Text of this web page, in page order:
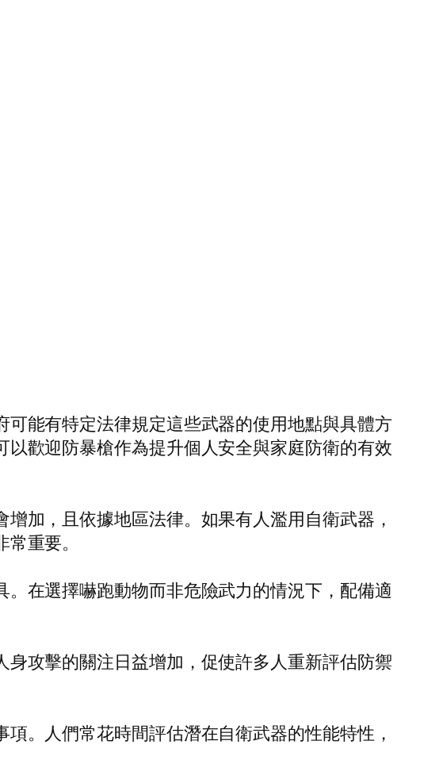
能有特定法律規定這些武器的使用地點與具體方
歡迎防暴槍作為提升個人安全與家庭防衛的有效
加，且依據地區法律。如果有人濫用自衛武器，
重要。
在選擇嚇跑動物而非危險武力的情況下，配備適
攻擊的關注日益增加，促使許多人重新評估防禦
。人們常花時間評估潛在自衛武器的性能特性，